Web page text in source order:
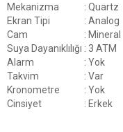
Mekanizma
: Quartz
Ekran Tipi
: Analog
Cam
: Mineral
Suya Dayanıklılığı : 3 ATM
Alarm
: Yok
Takvim
: Var
Kronometre
: Yok
Cinsiyet
: Erkek